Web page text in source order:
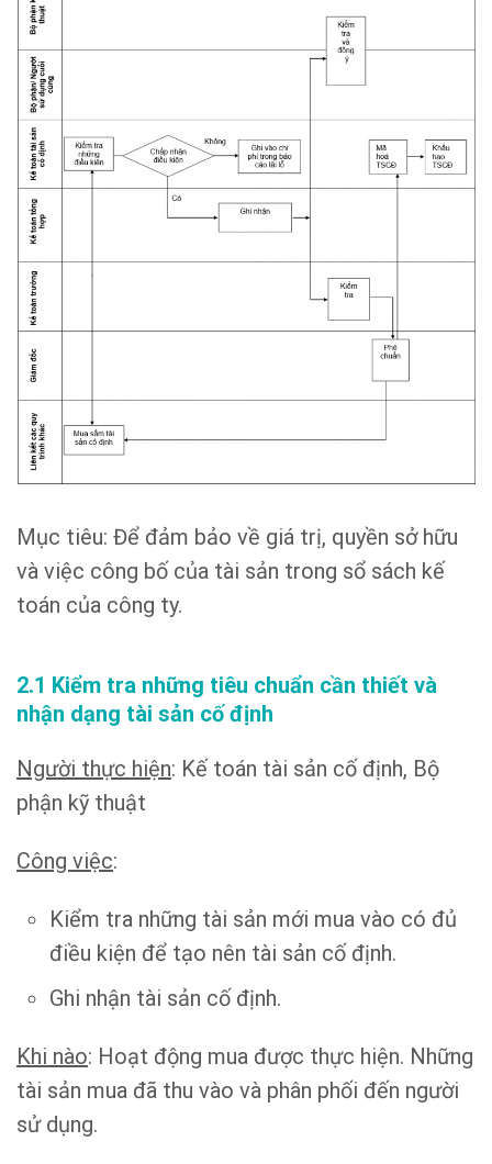
Mục tiêu: Để đảm bảo về giá trị, quyền sở hữu
và việc công bố của tài sản trong sổ sách kế
toán của công ty.
2.1 Kiểm tra những tiêu chuẩn cần thiết và
nhận dạng tài sản cố định
Người thực hiện: Kế toán tài sản cố định, Bộ
phận kỹ thuật
Công việc:
Kiểm tra những tài sản mới mua vào có đủ
điều kiện để tạo nên tài sản cố định.
Ghi nhận tài sản cố định.
Khi nào: Hoạt động mua được thực hiện. Những
tài sản mua đã thu vào và phân phối đến người
sử dụng.